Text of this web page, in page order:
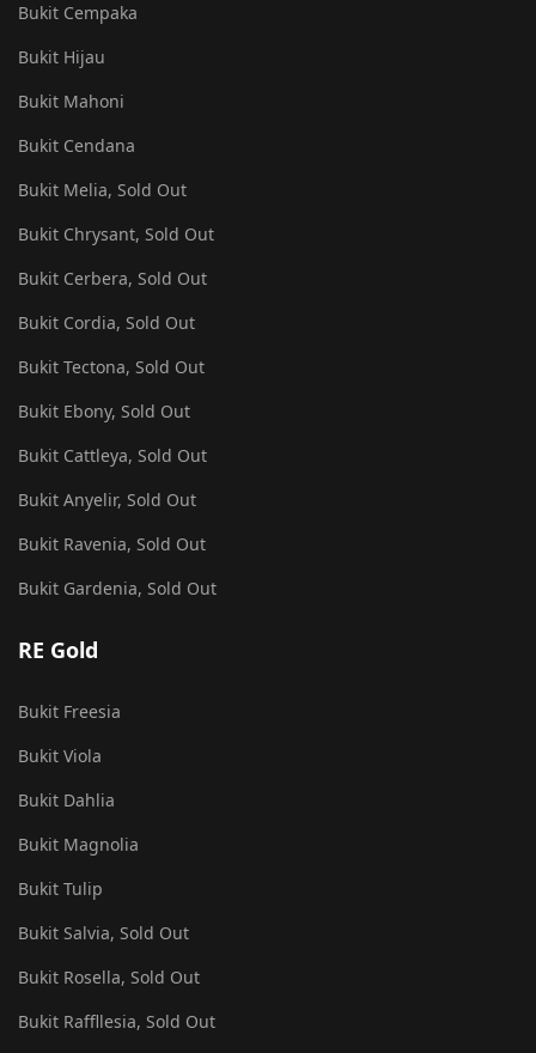
Bukit Cempaka
Bukit Hijau
Bukit Mahoni
Bukit Cendana
Bukit Melia, Sold Out
Bukit Chrysant, Sold Out
Bukit Cerbera, Sold Out
Bukit Cordia, Sold Out
Bukit Tectona, Sold Out
Bukit Ebony, Sold Out
Bukit Cattleya, Sold Out
Bukit Anyelir, Sold Out
Bukit Ravenia, Sold Out
Bukit Gardenia, Sold Out
RE Gold
Bukit Freesia
Bukit Viola
Bukit Dahlia
Bukit Magnolia
Bukit Tulip
Bukit Salvia, Sold Out
Bukit Rosella, Sold Out
Bukit Raffllesia, Sold Out